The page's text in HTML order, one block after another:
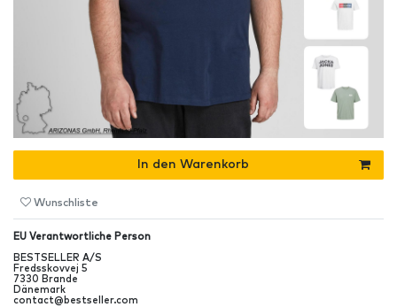
In den Warenkorb
Wunschliste
EU Verantwortliche Person
BESTSELLER A/S
Fredsskovvej 5
7330 Brande
Dänemark
contact@bestseller.com